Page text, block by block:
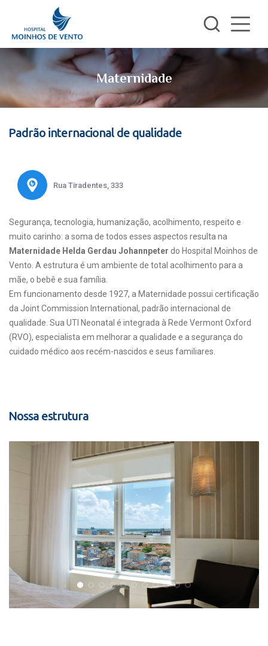
Maternidade
Padrão internacional de qualidade
Rua Tiradentes, 333
Segurança, tecnologia, humanização, acolhimento, respeito e
muito carinho: a soma de todos esses aspectos resulta na
Maternidade Helda Gerdau Johannpeter do Hospital Moinhos de
Vento. A estrutura é um ambiente de total acolhimento para a
mãe, o bebê e sua família.
Em funcionamento desde 1927, a Maternidade possui certificação
da Joint Commission International, padrão internacional de
qualidade. Sua UTI Neonatal é integrada à Rede Vermont Oxford
(RVO), especialista em melhorar a qualidade e a segurança do
cuidado médico aos recém-nascidos e seus familiares.
Nossa estrutura